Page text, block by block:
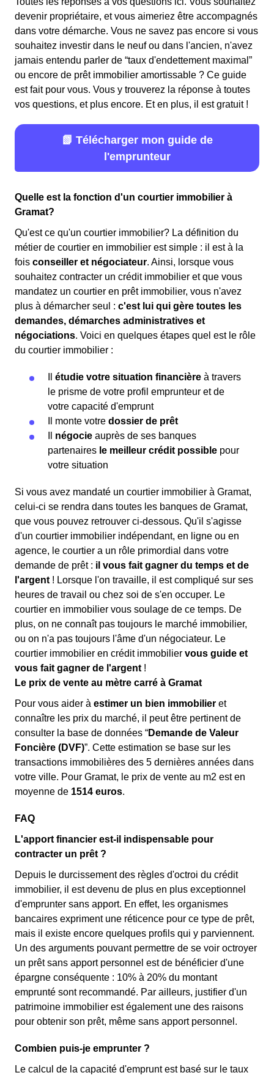
devenir propriétaire, et vous aimeriez être accompagnés
dans votre démarche. Vous ne savez pas encore si vous
souhaitez investir dans le neuf ou dans l'ancien, n'avez
jamais entendu parler de “taux d'endettement maximal”
ou encore de prêt immobilier amortissable ? Ce guide
est fait pour vous. Vous y trouverez la réponse à toutes
vos questions, et plus encore. Et en plus, il est gratuit !
📗 Télécharger mon guide de
l'emprunteur
Quelle est la fonction d'un courtier immobilier à
Gramat?
Qu'est ce qu'un courtier immobilier? La définition du
métier de courtier en immobilier est simple : il est à la
fois conseiller et négociateur. Ainsi, lorsque vous
souhaitez contracter un crédit immobilier et que vous
mandatez un courtier en prêt immobilier, vous n'avez
plus à démarcher seul : c'est lui qui gère toutes les
demandes, démarches administratives et
négociations. Voici en quelques étapes quel est le rôle
du courtier immobilier :
étudie votre situation financière à travers
le prisme de votre profil emprunteur et de
votre capacité d'emprunt
Il monte votre dossier de prêt
négocie auprès de ses banques
partenaires le meilleur crédit possible pour
votre situation
Si vous avez mandaté un courtier immobilier à Gramat,
celui-ci se rendra dans toutes les banques de Gramat,
que vous pouvez retrouver ci-dessous. Qu'il s'agisse
d'un courtier immobilier indépendant, en ligne ou en
agence, le courtier a un rôle primordial dans votre
demande de prêt : il vous fait gagner du temps et de
l'argent ! Lorsque l'on travaille, il est compliqué sur ses
heures de travail ou chez soi de s'en occuper. Le
courtier en immobilier vous soulage de ce temps. De
plus, on ne connaît pas toujours le marché immobilier,
ou on n'a pas toujours l'âme d'un négociateur. Le
courtier immobilier en crédit immobilier vous guide et
vous fait gagner de l'argent !
Le prix de vente au mètre carré à Gramat
Pour vous aider à estimer un bien immobilier et
connaître les prix du marché, il peut être pertinent de
consulter la base de données “Demande de Valeur
Foncière (DVF)”. Cette estimation se base sur les
transactions immobilières des 5 dernières années dans
votre ville. Pour Gramat, le prix de vente au m2 est en
moyenne de 1514 euros.
FAQ
L'apport financier est-il indispensable pour
contracter un prêt ?
Depuis le durcissement des règles d'octroi du crédit
immobilier, il est devenu de plus en plus exceptionnel
d'emprunter sans apport. En effet, les organismes
bancaires expriment une réticence pour ce type de prêt,
mais il existe encore quelques profils qui y parviennent.
Un des arguments pouvant permettre de se voir octroyer
un prêt sans apport personnel est de bénéficier d'une
épargne conséquente : 10% à 20% du montant
emprunté sont recommandé. Par ailleurs, justifier d'un
patrimoine immobilier est également une des raisons
pour obtenir son prêt, même sans apport personnel.
Combien puis-je emprunter ?
Le calcul de la capacité d'emprunt est basé sur le taux